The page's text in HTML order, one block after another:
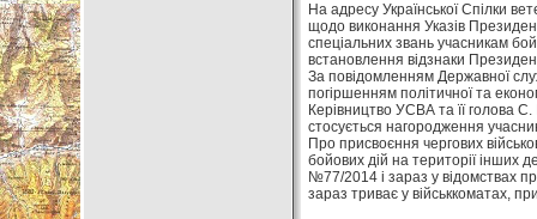
На адресу Української Спілки
щодо виконання Указів
спеціальних звань учасникам
встановлення відзнаки
За повідомленням Державної
погіршенням політичної та
Керівництво УСВА та її голова
стосується нагородження
Про присвоєння чергових
бойових дій на території інших
№77/2014 і зараз у відомствах
зараз триває у військкоматах,